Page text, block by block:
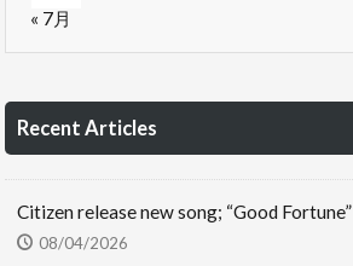
« 7月
Recent Articles
Citizen release new song; “Good Fortune”
08/04/2026